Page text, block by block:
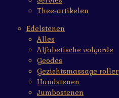
Thee-artikelen
Edelstenen
Alles
Alfabetische volgorde
Geodes
Gezichtsmassage roller
Handstenen
Jumbostenen